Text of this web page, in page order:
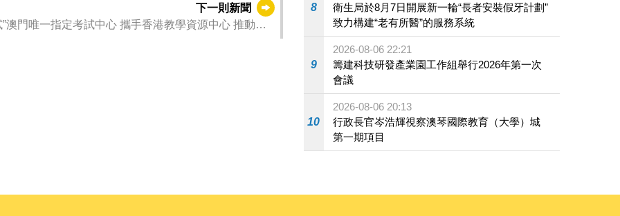
下一則新聞
攜手香港教學資源中心 推動視
8
衛生局於8月7日開展新一輪“長者安裝假牙計劃”
致力構建“老有所醫”的服務系統
9
2026-08-06 22:21
籌建科技研發產業園工作組舉行2026年第一次
會議
10
2026-08-06 20:13
行政長官岑浩輝視察澳琴國際教育（大學）城
第一期項目